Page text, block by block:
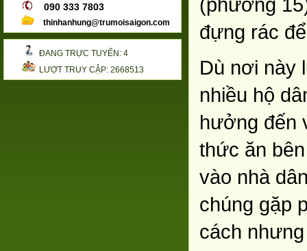
090 333 7803
thinhanhung@trumoisaigon.com
ĐANG TRỰC TUYẾN: 4
LƯỢT TRUY CẬP: 2668513
đựng rác
Dù nơi này
nhiều hộ
hưởng đến
thức ăn
vào nhà
chúng gặp
cách